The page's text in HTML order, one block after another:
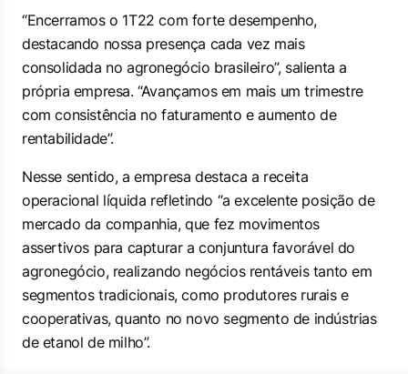
“Encerramos o 1T22 com forte desempenho,
destacando nossa presença cada vez mais
consolidada no agronegócio brasileiro”, salienta a
própria empresa. “Avançamos em mais um trimestre
com consistência no faturamento e aumento de
rentabilidade”.
Nesse sentido, a empresa destaca a receita
operacional líquida refletindo “a excelente posição de
mercado da companhia, que fez movimentos
assertivos para capturar a conjuntura favorável do
agronegócio, realizando negócios rentáveis tanto em
segmentos tradicionais, como produtores rurais e
cooperativas, quanto no novo segmento de indústrias
de etanol de milho”.